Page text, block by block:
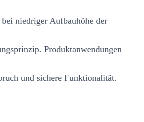
niedriger Aufbauhöhe der
Produktanwendungen
und sichere Funktionalität.